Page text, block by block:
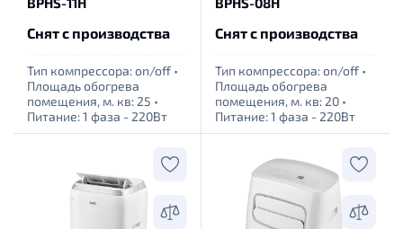
Снят с производства
Тип компрессора: оn/off •
Площадь обогрева
помещения, м. кв: 25 •
Питание: 1 фаза - 220Вт
Снят с производства
Тип компрессора: оn/off •
Площадь обогрева
помещения, м. кв: 20 •
Питание: 1 фаза - 220Вт